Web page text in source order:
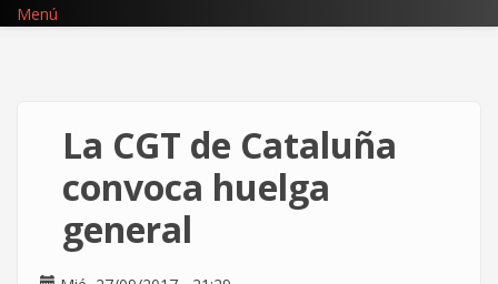
Pasar
Menú
La CGT de Cataluña
convoca huelga
general